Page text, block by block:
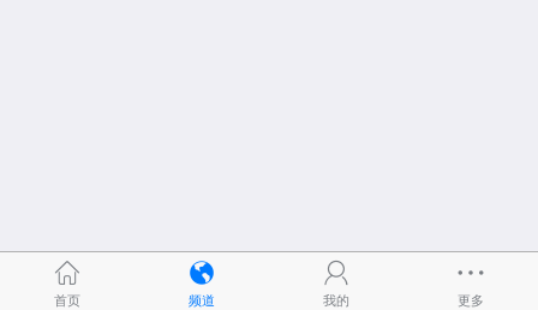
首页 频道 我的 更多